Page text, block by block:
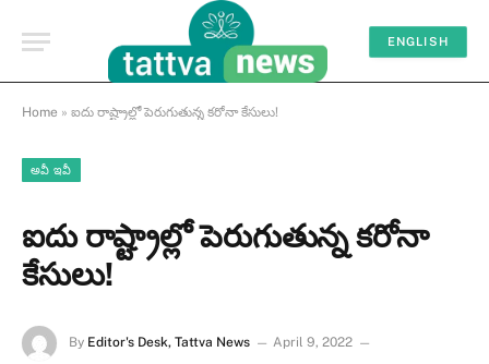
ENGLISH
Home » ఐదు రాష్ట్రాల్లో పెరుగుతున్న కరోనా కేసులు!
అవీ ఇవీ
ఐదు రాష్ట్రాల్లో పెరుగుతున్న కరోనా
కేసులు!
By Editor's Desk, Tattva News
April 9, 2022